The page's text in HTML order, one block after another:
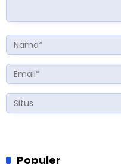
Populer